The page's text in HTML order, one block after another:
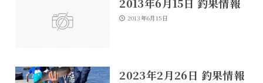
2013年6月15日 釣果情報
2013年6月15日
2023年2月26日 釣果情報